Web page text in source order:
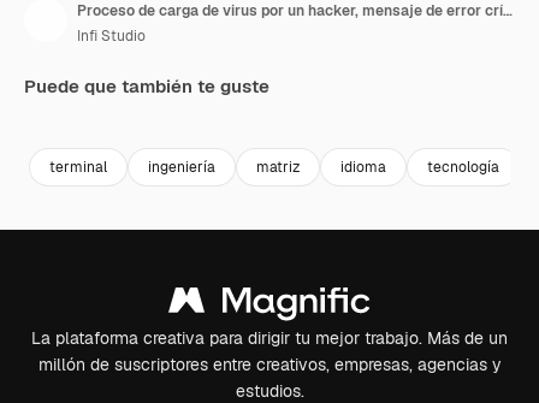
Proceso de carga de virus por un hacker, mensaje de error crítico parpadeando en pantalla. Ataque de hacking informático.
Infi Studio
Puede que también te guste
terminal ingeniería matriz idioma tecnología
La plataforma creativa para dirigir tu mejor trabajo. Más de un
millón de suscriptores entre creativos, empresas, agencias y
estudios.